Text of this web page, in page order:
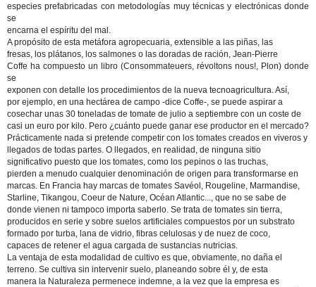
especies prefabricadas con metodologías muy técnicas y electrónicas donde
se
encarna el espíritu del mal.
A propósito de esta metáfora agropecuaria, extensible a las piñas, las
fresas, los plátanos, los salmones o las doradas de ración, Jean-Pierre
Coffe ha compuesto un libro (Consommateuers, révoltons nous!, Plon) donde
se
exponen con detalle los procedimientos de la nueva tecnoagricultura. Así,
por ejemplo, en una hectárea de campo -dice Coffe-, se puede aspirar a
cosechar unas 30 toneladas de tomate de julio a septiembre con un coste de
casi un euro por kilo. Pero ¿cuánto puede ganar ese productor en el mercado?
Prácticamente nada si pretende competir con los tomates creados en viveros y
llegados de todas partes. O llegados, en realidad, de ninguna sitio
significativo puesto que los tomates, como los pepinos o las truchas,
pierden a menudo cualquier denominación de origen para transformarse en
marcas. En Francia hay marcas de tomates Savéol, Rougeline, Marmandise,
Starline, Tikangou, Coeur de Nature, Océan Atlantic..., que no se sabe de
donde vienen ni tampoco importa saberlo. Se trata de tomates sin tierra,
producidos en serie y sobre suelos artificiales compuestos por un substrato
formado por turba, lana de vidrio, fibras celulosas y de nuez de coco,
capaces de retener el agua cargada de sustancias nutricias.
La ventaja de esta modalidad de cultivo es que, obviamente, no daña el
terreno. Se cultiva sin intervenir suelo, planeando sobre él y, de esta
manera la Naturaleza permenece indemne, a la vez que la empresa es